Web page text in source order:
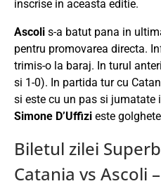
inscrise in aceasta editie.
Ascoli s-a batut pana in
pentru promovarea directa.
trimis-o la baraj. In turul
si 1-0). In partida tur cu
si este cu un pas si
Simone D’Uffizi este
Biletul zilei
Catania vs Ascoli